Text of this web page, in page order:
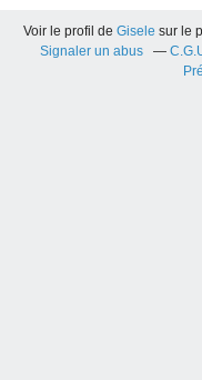
Voir le profil de Gisele sur le
Signaler un abus